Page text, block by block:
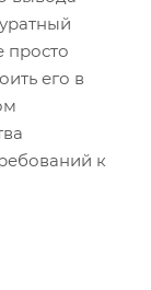
просто
его в
к